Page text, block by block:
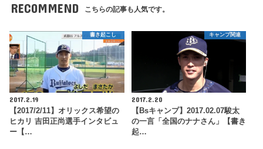
RECOMMEND こちらの記事も人気です。
書き起こし
2017.2.19
【2017/2/11】オリックス希望の
ヒカリ 吉田正尚選手インタビュ
ー【…
キャンプ関連
2017.2.20
【Bsキャンプ】2017.02.07駿太
の一言「全国のナナさん」【書き
起…